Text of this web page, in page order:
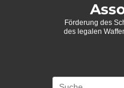
Förderung des
des legalen
Suche